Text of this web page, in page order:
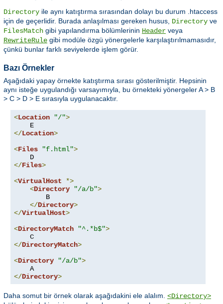
Directory ile aynı katıştırma sırasından dolayı bu durum .htaccess
için de geçerlidir. Burada anlaşılması gereken husus, Directory ve
FilesMatch gibi yapılandırma bölümlerinin Header veya
RewriteRule gibi modüle özgü yönergelerle karşılaştırılmamasıdır,
çünkü bunlar farklı seviyelerde işlem görür.
Bazı Örnekler
Aşağıdaki yapay örnekte katıştırma sırası gösterilmiştir. Hepsinin
aynı isteğe uygulandığı varsayımıyla, bu örnekteki yönergeler A > B
> C > D > E sırasıyla uygulanacaktır.
<Location "/">
</Location>
<Files "f.html">
</Files>
<VirtualHost
*>
<Directory "/a/b">
        B
</Directory>
</VirtualHost>
<DirectoryMatch "^.*b$">
</DirectoryMatch>
<Directory "/a/b">
</Directory>
Daha somut bir örnek olarak aşağıdakini ele alalım. <Directory>